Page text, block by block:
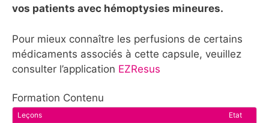
vos patients avec hémoptysies mineures.
Pour mieux connaître les perfusions de certains
médicaments associés à cette capsule, veuillez
consulter l’application EZResus
Formation Contenu
Leçons Etat